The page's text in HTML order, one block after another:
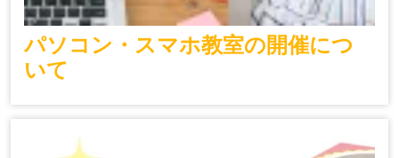
パソコン・スマホ教室の開催につ
いて